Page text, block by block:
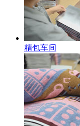
精包车间